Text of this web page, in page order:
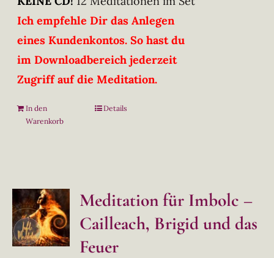
Ich empfehle Dir das Anlegen
eines Kundenkontos. So hast du
im Downloadbereich jederzeit
Zugriff auf die Meditation.
In den
Warenkorb
Details
Meditation für Imbolc –
Cailleach, Brigid und das
Feuer